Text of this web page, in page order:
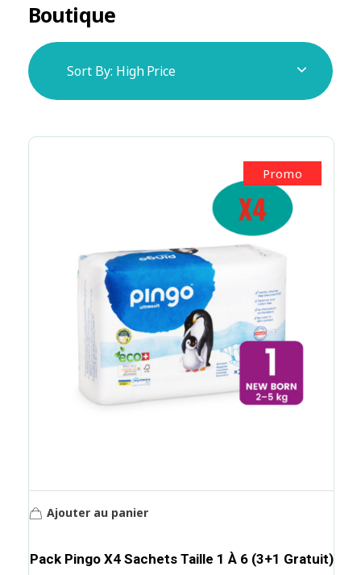
Boutique
Sort By: High Price
Promo
Pack Pingo X4 Sachets Taille 1 À 6 (3+1 Gratuit)
Ajouter au panier